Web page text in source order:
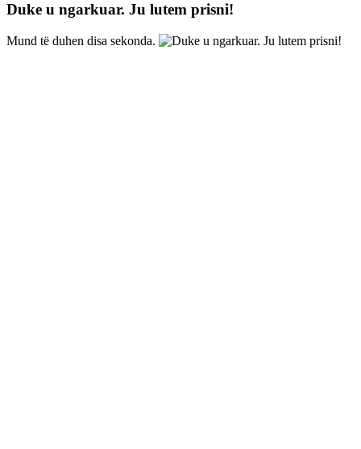
Duke u ngarkuar. Ju lutem prisni!
Mund të duhen disa sekonda.